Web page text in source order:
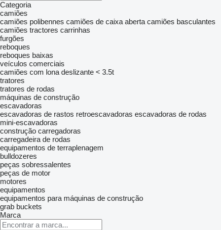
Categoria
camiões
camiões polibennes camiões de caixa aberta camiões basculantes
camiões tractores carrinhas
furgões
reboques
reboques baixas
veículos comerciais
camiões com lona deslizante < 3.5t
tratores
tratores de rodas
máquinas de construção
escavadoras
escavadoras de rastos retroescavadoras escavadoras de rodas
mini-escavadoras
construção carregadoras
carregadeira de rodas
equipamentos de terraplenagem
bulldozeres
peças sobressalentes
peças de motor
motores
equipamentos
equipamentos para máquinas de construção
grab buckets
Marca